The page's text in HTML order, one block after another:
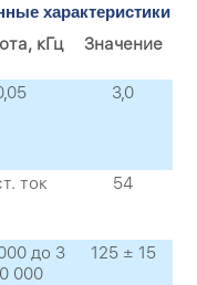
характеристики
кГц Значение
3,0
ток 54
до 3
000
125 ± 15